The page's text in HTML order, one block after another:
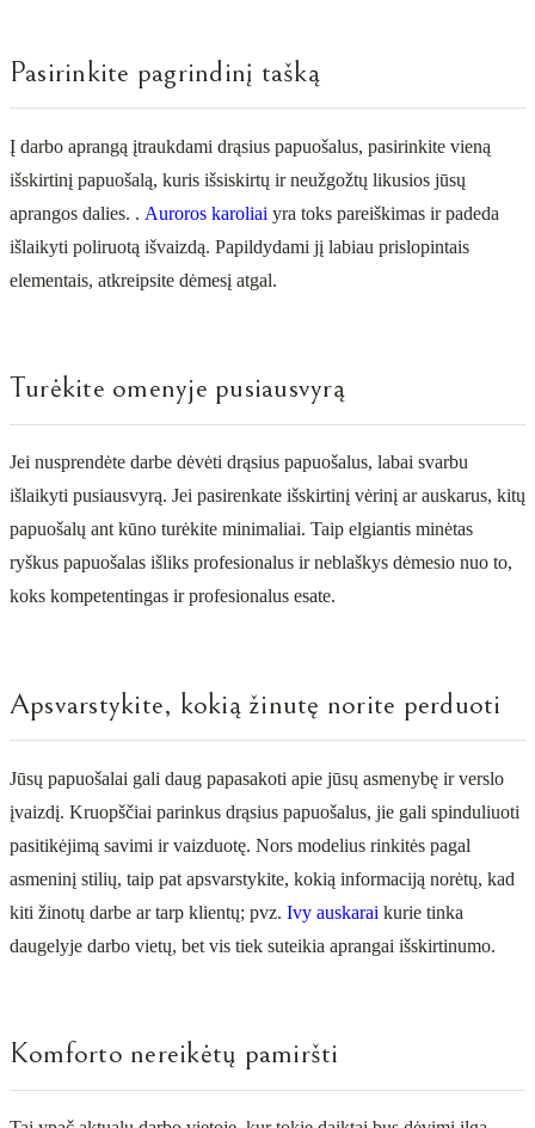
Pasirinkite pagrindinį tašką
Į darbo aprangą įtraukdami drąsius papuošalus, pasirinkite vieną
išskirtinį papuošalą, kuris išsiskirtų ir neužgožtų likusios jūsų
aprangos dalies. . Auroros karoliai yra toks pareiškimas ir padeda
išlaikyti poliruotą išvaizdą. Papildydami jį labiau prislopintais
elementais, atkreipsite dėmesį atgal.
Turėkite omenyje pusiausvyrą
Jei nusprendėte darbe dėvėti drąsius papuošalus, labai svarbu
išlaikyti pusiausvyrą. Jei pasirenkate išskirtinį vėrinį ar auskarus, kitų
papuošalų ant kūno turėkite minimaliai. Taip elgiantis minėtas
ryškus papuošalas išliks profesionalus ir neblaškys dėmesio nuo to,
koks kompetentingas ir profesionalus esate.
Apsvarstykite, kokią žinutę norite perduoti
Jūsų papuošalai gali daug papasakoti apie jūsų asmenybę ir verslo
įvaizdį. Kruopščiai parinkus drąsius papuošalus, jie gali spinduliuoti
pasitikėjimą savimi ir vaizduotę. Nors modelius rinkitės pagal
asmeninį stilių, taip pat apsvarstykite, kokią informaciją norėtų, kad
kiti žinotų darbe ar tarp klientų; pvz. Ivy auskarai kurie tinka
daugelyje darbo vietų, bet vis tiek suteikia aprangai išskirtinumo.
Komforto nereikėtų pamiršti